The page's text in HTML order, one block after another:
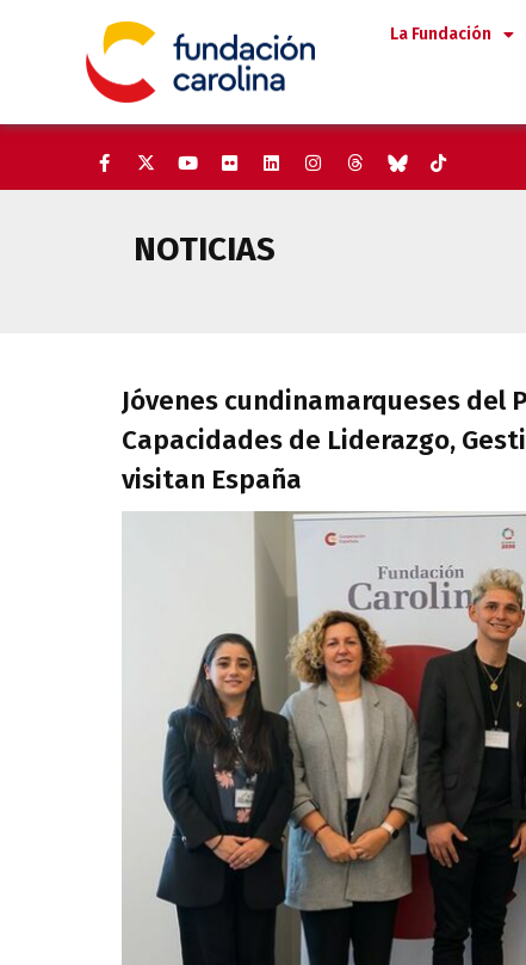
La Fundación
NOTICIAS
Jóvenes cundinamarqueses del
Capacidades de Liderazgo,
visitan España